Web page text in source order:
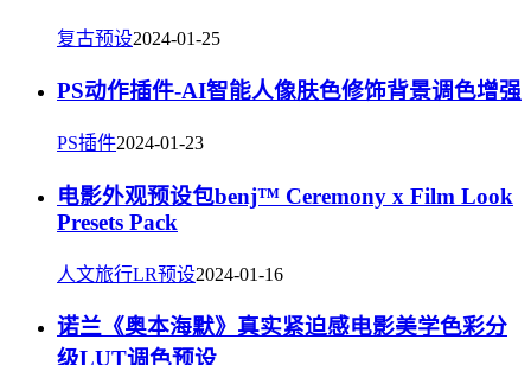
复古预设2024-01-25
PS动作插件-AI智能人像肤色修饰背景调色增强
PS插件2024-01-23
电影外观预设包benj™ Ceremony x Film Look
Presets Pack
人文旅行LR预设2024-01-16
诺兰《奥本海默》真实紧迫感电影美学色彩分
级LUT调色预设